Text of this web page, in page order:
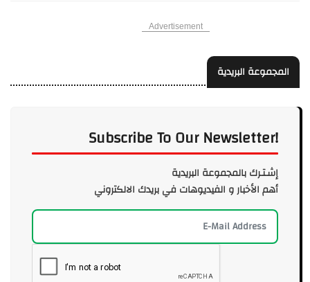
Advertisement
المجموعة البريدية
Subscribe To Our Newsletter!
إشـتـرك بالمجموعة البريدية
أهم الأخبار و الفيديوهات في بريدك الالكتروني